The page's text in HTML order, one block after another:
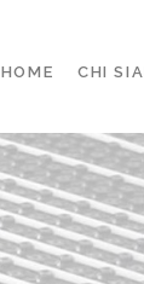
HOME CHI